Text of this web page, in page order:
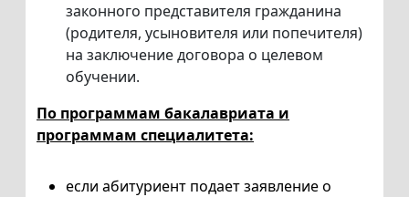
законного представителя гражданина
(родителя, усыновителя или попечителя)
на заключение договора о целевом
обучении.
По программам бакалавриата и
программам специалитета:
если абитуриент подает заявление о